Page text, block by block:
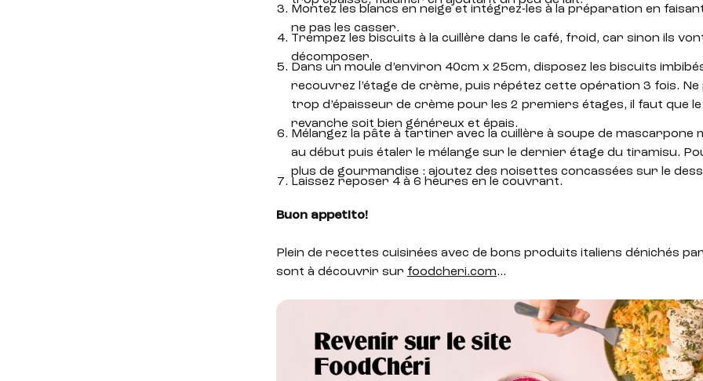
Montez les blancs en neige et intégrez-les à la préparation en
ne pas les casser.
Trempez les biscuits à la cuillère dans le café, froid, car sinon ils
décomposer.
Dans un moule d’environ 40cm x 25cm, disposez les biscuits
recouvrez l’étage de crème, puis répétez cette opération 3 fois.
trop d’épaisseur de crème pour les 2 premiers étages, il faut que
revanche soit bien généreux et épais.
Mélangez la pâte à tartiner avec la cuillère à soupe de mascarpone
au début puis étaler le mélange sur le dernier étage du tiramisu.
plus de gourmandise : ajoutez des noisettes concassées sur le
Laissez reposer 4 à 6 heures en le couvrant.
Buon appetito!
Plein de recettes cuisinées avec de bons produits italiens dénichés
sont à découvrir sur foodcheri.com…